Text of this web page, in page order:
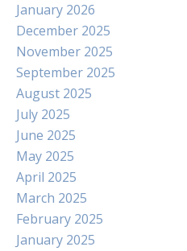
January 2026
December 2025
November 2025
September 2025
August 2025
July 2025
June 2025
May 2025
April 2025
March 2025
February 2025
January 2025